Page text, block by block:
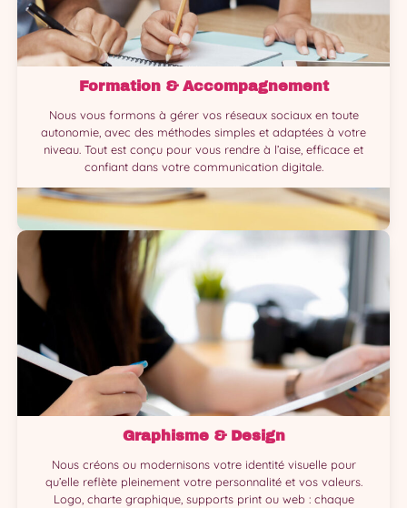
Formation & Accompagnement
Nous vous formons à gérer vos réseaux sociaux en toute
autonomie, avec des méthodes simples et adaptées à votre
niveau. Tout est conçu pour vous rendre à l’aise, efficace et
confiant dans votre communication digitale.
Graphisme & Design
Nous créons ou modernisons votre identité visuelle pour
qu’elle reflète pleinement votre personnalité et vos valeurs.
Logo, charte graphique, supports print ou web : chaque